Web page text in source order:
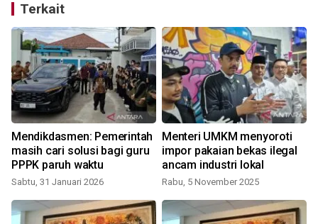
Terkait
Mendikdasmen: Pemerintah
masih cari solusi bagi guru
PPPK paruh waktu
Sabtu, 31 Januari 2026
Menteri UMKM menyoroti
impor pakaian bekas ilegal
ancam industri lokal
Rabu, 5 November 2025